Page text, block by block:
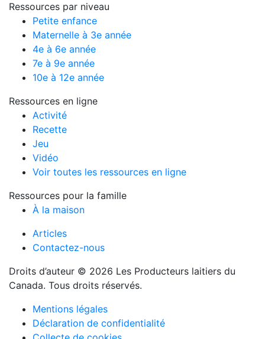
Ressources par niveau
Petite enfance
Maternelle à 3e année
4e à 6e année
7e à 9e année
10e à 12e année
Ressources en ligne
Activité
Recette
Jeu
Vidéo
Voir toutes les ressources en ligne
Ressources pour la famille
À la maison
Droits d’auteur © 2026 Les Producteurs laitiers du
Canada. Tous droits réservés.
Mentions légales
Déclaration de confidentialité
Articles
Contactez-nous